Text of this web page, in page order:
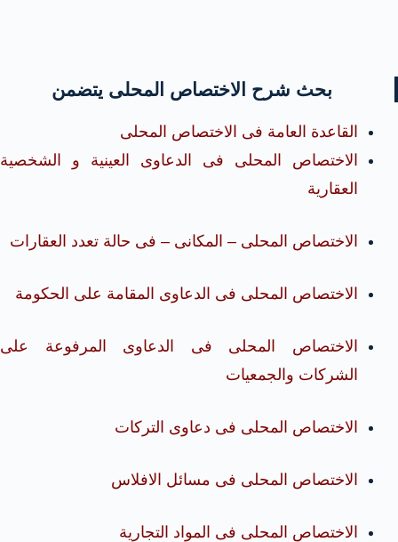
بحث شرح الاختصاص المحلى يتضمن
القاعدة العامة فى الاختصاص المحلى
الاختصاص المحلى فى الدعاوى العينية و الشخصية
العقارية
الاختصاص المحلى – المكانى – فى حالة تعدد العقارات
الاختصاص المحلى فى الدعاوى المقامة على الحكومة
الاختصاص المحلى فى الدعاوى المرفوعة على
الشركات والجمعيات
الاختصاص المحلى فى دعاوى التركات
الاختصاص المحلى فى مسائل الافلاس
الاختصاص المحلى فى المواد التجارية